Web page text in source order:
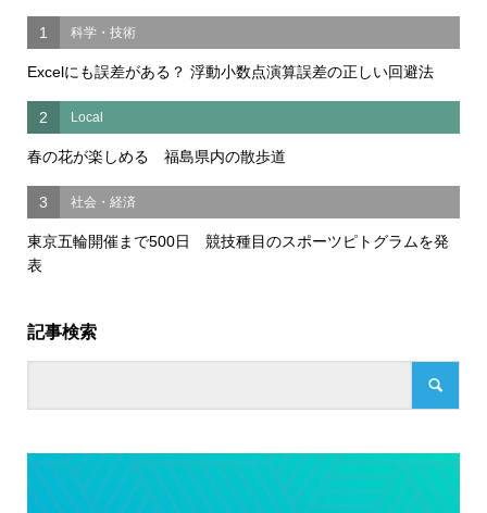
1 科学・技術
Excelにも誤差がある？ 浮動小数点演算誤差の正しい回避法
2 Local
春の花が楽しめる 福島県内の散歩道
3 社会・経済
東京五輪開催まで500日 競技種目のスポーツピトグラムを発
表
記事検索